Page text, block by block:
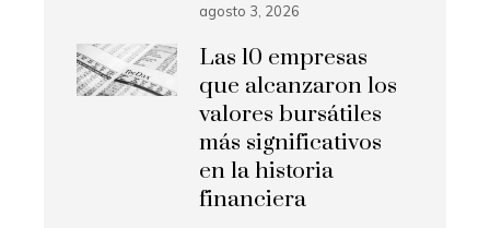
agosto 3, 2026
Las 10 empresas
que alcanzaron los
valores bursátiles
más significativos
en la historia
financiera